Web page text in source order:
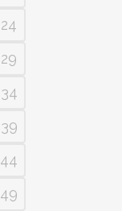
24
29
34
39
44
49